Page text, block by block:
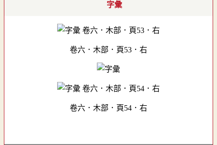
字彙
卷六．木部．頁53．右
卷六．木部．頁54．右